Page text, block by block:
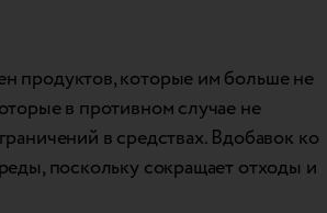
продуктов, которые им больше не
в противном случае не
в средствах. Вдобавок ко
поскольку сокращает отходы и